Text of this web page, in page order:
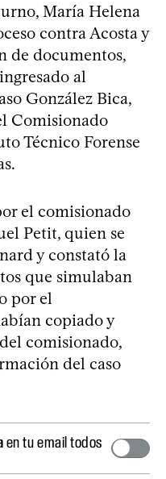
María Helena
contra Acosta y
de documentos,
al
González Bica,
Comisionado
Técnico Forense
el comisionado
Petit, quien se
y constató la
que simulaban
por el
copiado y
comisionado,
del caso
en tu email todos